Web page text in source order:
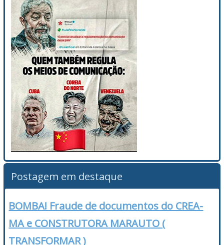
Postagem em destaque
BOMBA! Fraude de documentos do CREA-
MA e CONSTRUTORA MARAUTO (
TRANSFORMAR )